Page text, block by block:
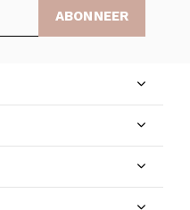
ABONNEER